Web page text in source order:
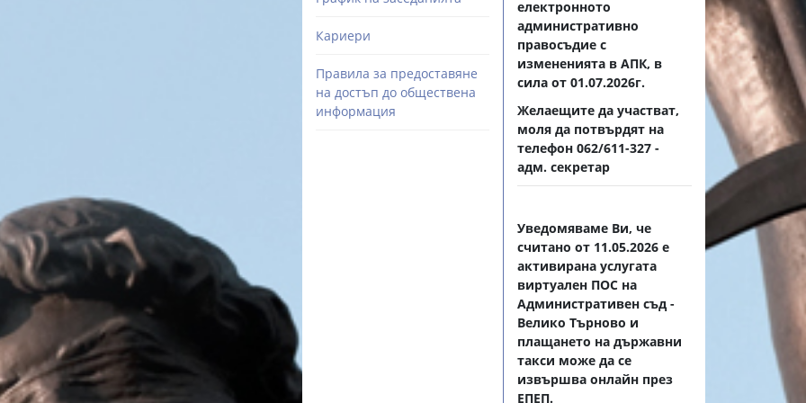
Кариери
Правила за предоставяне
на достъп до обществена
информация
електронното
административно
правосъдие с
измененията в АПК, в
сила от 01.07.2026г.
Желаещите да участват,
моля да потвърдят на
телефон 062/611-327 -
адм. секретар
Уведомяваме Ви, че
считано от 11.05.2026 е
активирана услугата
виртуален ПОС на
Административен съд -
Велико Търново и
плащането на държавни
такси може да се
извършва онлайн през
ЕПЕП.